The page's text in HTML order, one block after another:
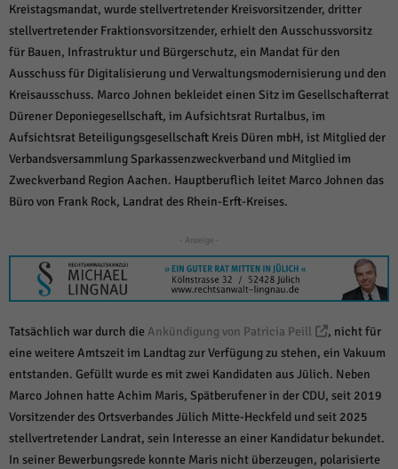
Kreistagsmandat, wurde stellvertretender Kreisvorsitzender, dritter
stellvertretender Fraktionsvorsitzender, erhielt den Ausschussvorsitz
für Bauen, Infrastruktur und Bürgerschutz, ein Mandat für den
Ausschuss für Digitalisierung und Verwaltungsmodernisierung und den
Kreisausschuss. Marco Johnen bekleidet einen Sitz im Gesellschafterrat
Dürener Deponiegesellschaft, im Aufsichtsrat Rurtalbus, im
Aufsichtsrat Beteiligungsgesellschaft Kreis Düren mbH, ist Mitglied der
Verbandsversammlung Sparkassenzweckverband und Mitglied im
Zweckverband Region Aachen. Hauptberuflich leitet Marco Johnen das
Büro von Frank Rock, Landrat des Rhein-Erft-Kreises.
- Anzeige -
Tatsächlich war durch dieAnkündigung von Patricia Peill
, nicht für
eine weitere Amtszeit im Landtag zur Verfügung zu stehen, ein Vakuum
entstanden. Gefüllt wurde es mit zwei Kandidaten aus Jülich. Neben
Marco Johnen hatte Achim Maris, Spätberufener in der CDU, seit 2019
Vorsitzender des Ortsverbandes Jülich Mitte-Heckfeld und seit 2025
stellvertretender Landrat, sein Interesse an einer Kandidatur bekundet.
In seiner Bewerbungsrede konnte Maris nicht überzeugen, polarisierte
Inhalte von Videoplattformen und Social-Media-Plattformen werden
standardmäßig blockiert. Wenn Cookies von externen Medien akzeptiert
werden, bedarf der Zugriff auf diese Inhalte keiner manuellen Einwilligung
mehr.
Cookie-Informationen anzeigen
powered by Borlabs Cookie Datenschutzerklärung